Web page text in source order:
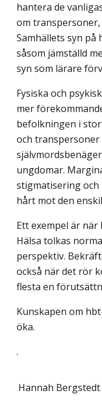
hantera de
om
Samhällets syn på
såsom jämställd
syn som lärare
Fysiska och
mer
befolkningen i
och
ungdomar.
stigmatisering
hårt mot den
Ett exempel är
Hälsa tolkas
perspektiv.
också när det rör
flesta en
Kunskapen om
öka.
.
Hannah Bergstedt